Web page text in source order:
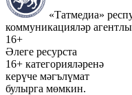
«Татмедиа»
коммуникацияләр
16+
Әлеге ресурста
16+ категорияләренә
керүче мәгълүмат
булырга мөмкин.